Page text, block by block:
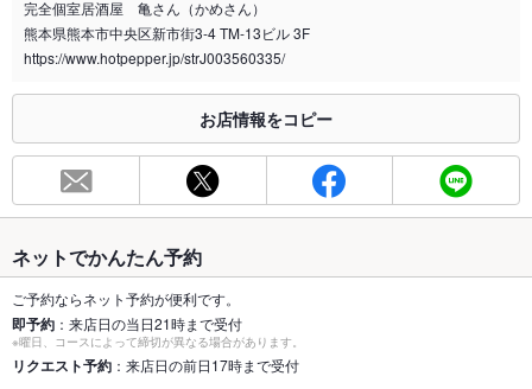
喫煙専用室 なし
※2020年4月1日～受動喫煙対策に関する法律が施行されています。正しい情報はお店へお問い
総席数 70席
最大宴会収
60人
個室 あり
座敷 なし
掘りごたつ あり
完全個室居酒屋 亀さん（かめさん）
熊本県熊本市中央区新市街3-4 TM-13ビル 3F
https://www.hotpepper.jp/strJ003560335/
お店情報をコピー
ネットでかんたん予約
ご予約ならネット予約が便利です。
即予約 ：来店日の当日21時まで受付
※曜日、コースによって締切が異なる場合があります。
リクエスト予約 ：来店日の前日17時まで受付